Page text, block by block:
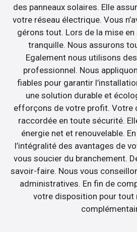
des panneaux solaires. Elle
votre réseau électrique. Vous
gérons tout. Lors de la mise en
tranquille. Nous assurons
Egalement nous utilisons
professionnel. Nous
fiables pour garantir
une solution durable et
efforçons de votre profit. Votre
raccordée en toute sécurité.
énergie net et renouvelable.
l’intégralité des avantages de
vous soucier du branchement.
savoir-faire. Nous vous
administratives. En fin de
votre disposition pour tout